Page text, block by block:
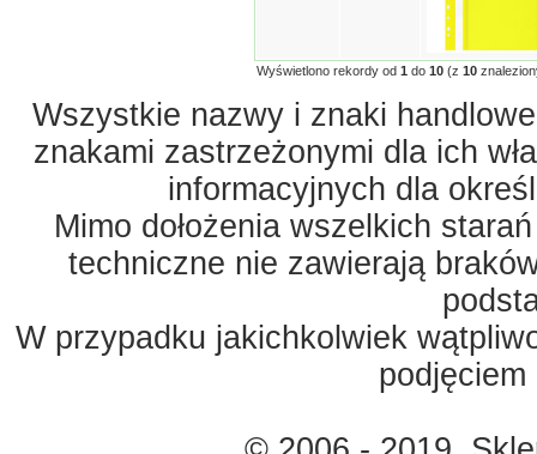
Wyświetlono rekordy od 1 do 10 (z 10
Wszystkie nazwy i znaki
znakami zastrzeżonymi dla ich
informacyjnych dla
Mimo dołożenia wszelkich
techniczne nie zawierają
W przypadku jakichkolwiek